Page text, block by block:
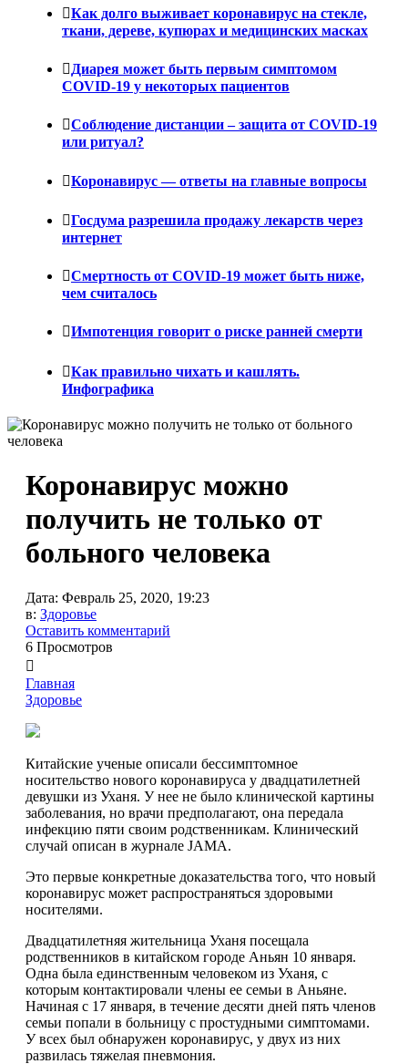
Как долго выживает коронавирус на стекле,
ткани, дереве, купюрах и медицинских масках
Диарея может быть первым симптомом
COVID-19 у некоторых пациентов
Соблюдение дистанции – защита от COVID-19
или ритуал?
Коронавирус — ответы на главные вопросы
Госдума разрешила продажу лекарств через
интернет
Смертность от COVID-19 может быть ниже,
чем считалось
Импотенция говорит о риске ранней смерти
Как правильно чихать и кашлять.
Инфографика
Коронавирус можно
получить не только от
больного человека
Дата: Февраль 25, 2020, 19:23
в: Здоровье
Оставить комментарий
6 Просмотров
Главная
Здоровье
Китайские ученые описали бессимптомное
носительство нового коронавируса у двадцатилетней
девушки из Уханя. У нее не было клинической картины
заболевания, но врачи предполагают, она передала
инфекцию пяти своим родственникам. Клинический
случай описан в журнале JAMA.
Это первые конкретные доказательства того, что новый
коронавирус может распространяться здоровыми
носителями.
Двадцатилетняя жительница Уханя посещала
родственников в китайском городе Аньян 10 января.
Одна была единственным человеком из Уханя, с
которым контактировали члены ее семьи в Аньяне.
Начиная с 17 января, в течение десяти дней пять членов
семьи попали в больницу с простудными симптомами.
У всех был обнаружен коронавирус, у двух из них
развилась тяжелая пневмония.